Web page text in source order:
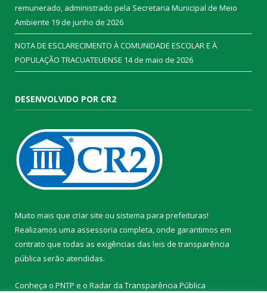
remunerado, administrado pela Secretaria Municipal de Meio
Ambiente 19 de junho de 2026
NOTA DE ESCLARECIMENTO À COMUNIDADE ESCOLAR E À
POPULAÇÃO TRACUATEUENSE 14 de maio de 2026
DESENVOLVIDO POR CR2
Muito mais que criar site ou sistema para prefeituras!
Realizamos uma assessoria completa, onde garantimos em
contrato que todas as exigências das leis de transparência
pública serão atendidas.
Conheça o PNTP e o Radar da Transparência Pública